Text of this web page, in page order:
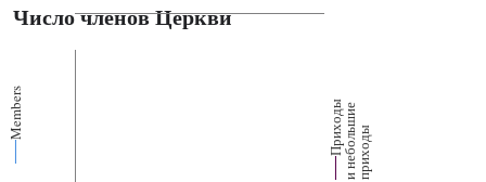
Число членов Церкви
Members П
р
их
о
д
ы
и
н
е
б
о
ль
ш
ие
п
р
и
х
о
ды